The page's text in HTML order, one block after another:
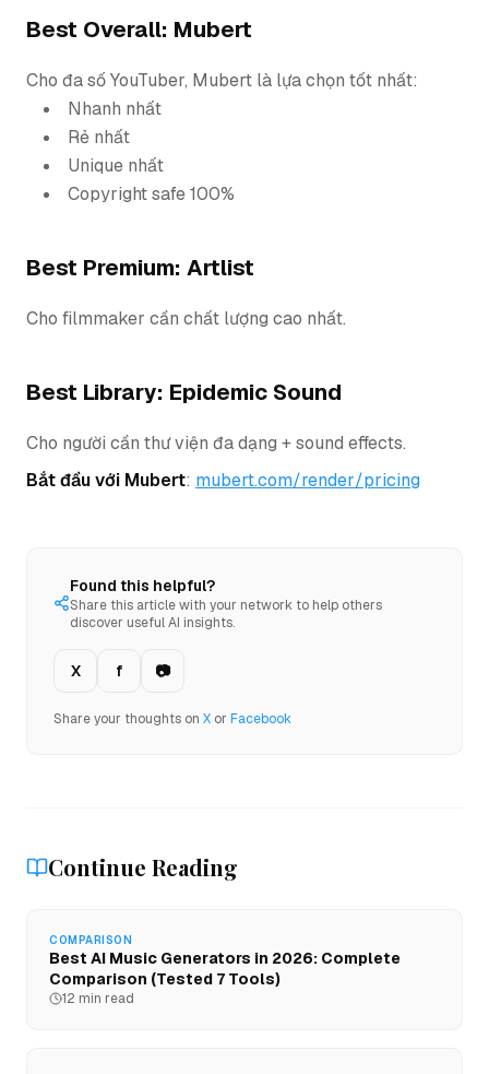
Best Overall: Mubert
Cho đa số YouTuber, Mubert là lựa chọn tốt nhất:
Nhanh nhất
Rẻ nhất
Unique nhất
Copyright safe 100%
Best Premium: Artlist
Cho filmmaker cần chất lượng cao nhất.
Best Library: Epidemic Sound
Cho người cần thư viện đa dạng + sound effects.
Bắt đầu với Mubert: mubert.com/render/pricing
Found this helpful?
Share this article with your network to help others
discover useful AI insights.
X f 📷
Share your thoughts on X or Facebook
Continue Reading
COMPARISON
Best AI Music Generators in 2026: Complete
Comparison (Tested 7 Tools)
12 min read